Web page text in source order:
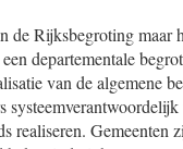
de Rijksbegroting maar
departementale
van de algemene
realiseren. Gemeenten